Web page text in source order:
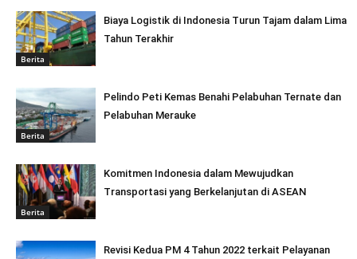
Berita
Biaya Logistik di Indonesia Turun Tajam dalam Lima
Tahun Terakhir
Berita
Pelindo Peti Kemas Benahi Pelabuhan Ternate dan
Pelabuhan Merauke
Berita
Komitmen Indonesia dalam Mewujudkan
Transportasi yang Berkelanjutan di ASEAN
Revisi Kedua PM 4 Tahun 2022 terkait Pelayanan